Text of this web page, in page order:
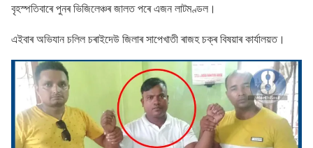
বৃহস্পতিবাৰে পুনৰ ভিজিলেঞ্চৰ জালত পৰে এজন লাটমণ্ডল।
এইবাৰ অভিযান চলিল চৰাইদেউ জিলাৰ সাপেখাতী ৰাজহ চক্ৰ বিষয়াৰ কাৰ্যালয়ত।